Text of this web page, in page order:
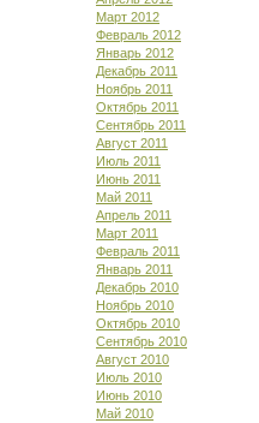
Март 2012
Февраль 2012
Январь 2012
Декабрь 2011
Ноябрь 2011
Октябрь 2011
Сентябрь 2011
Август 2011
Июль 2011
Июнь 2011
Май 2011
Апрель 2011
Март 2011
Февраль 2011
Январь 2011
Декабрь 2010
Ноябрь 2010
Октябрь 2010
Сентябрь 2010
Август 2010
Июль 2010
Июнь 2010
Май 2010